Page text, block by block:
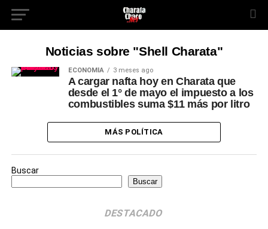
Noticias sobre "Shell Charata"
ECONOMÍA 3 meses ago
A cargar nafta hoy en Charata que
desde el 1° de mayo el impuesto a los
combustibles suma $11 más por litro
MÁS POLÍTICA
Buscar
Buscar
DESTACADO